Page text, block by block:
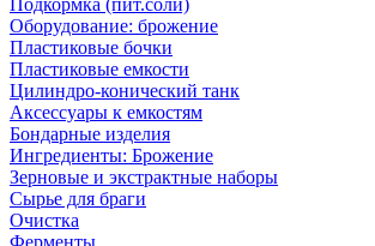
Подкормка (пит.соли)
Оборудование: брожение
Пластиковые бочки
Пластиковые емкости
Цилиндро-конический танк
Аксессуары к емкостям
Бондарные изделия
Ингредиенты: Брожение
Зерновые и экстрактные наборы
Сырье для браги
Очистка
Ферменты